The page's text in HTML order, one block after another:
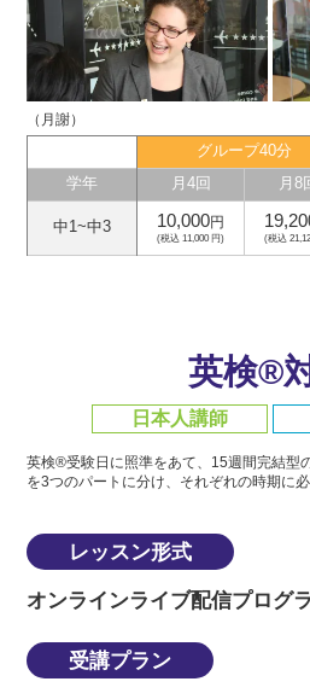
（月謝）
グループ40分
学年
月4回 月8
中1~中3 10,000円
(税込 11,000 円) (税込
英検®
日本人講師
英検®受験日に照準をあて、15週間完結型
を3つのパートに分け、それぞれの時期に
レッスン形式
オンラインライブ配信プログ
受講プラン